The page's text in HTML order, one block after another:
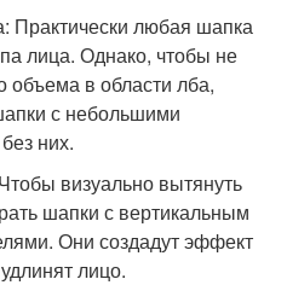
Практически любая шапка
лица. Однако, чтобы не
объема в области лба,
с небольшими
них.
визуально вытянуть
шапки с вертикальным
Они создадут эффект
лицо.